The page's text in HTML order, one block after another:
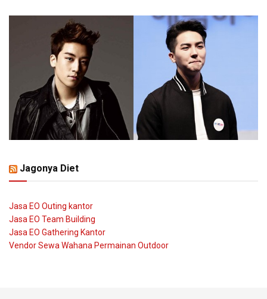
Jagonya Diet
Jasa EO Outing kantor
Jasa EO Team Building
Jasa EO Gathering Kantor
Vendor Sewa Wahana Permainan Outdoor